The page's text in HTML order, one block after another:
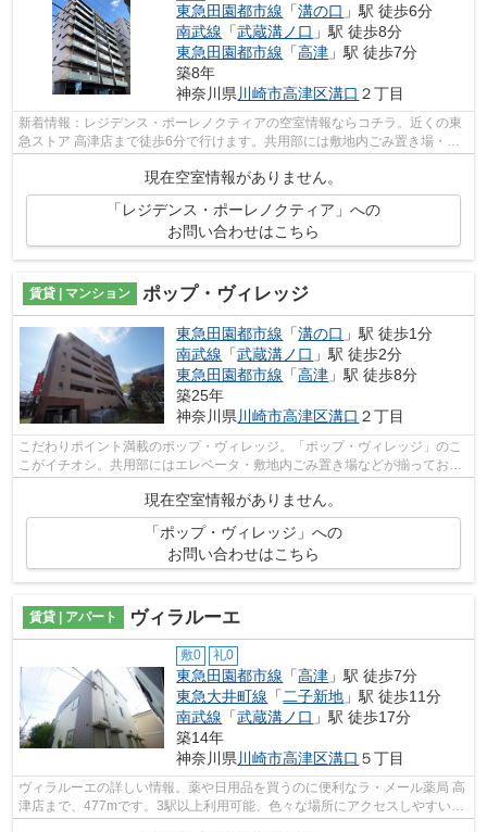
東急田園都市線 「溝の口 」駅 徒歩6分
南武線 「武蔵溝ノ口 」駅 徒歩8分
東急田園都市線 「高津 」駅 徒歩7分
築8年
神奈川県 川崎市高津区溝口 ２丁目
新着情報：レジデンス・ポーレノクティアの空室情報ならコチラ。近くの東
急ストア 高津店まで徒歩6分で行けます。共用部には敷地内ごみ置き場・エ
レベータなどが備わっておりとても充...
現在空室情報がありません。
「レジデンス・ポーレノクティア」への
お問い合わせはこちら
賃貸 | マンション ポップ・ヴィレッジ
東急田園都市線 「溝の口 」駅 徒歩1分
南武線 「武蔵溝ノ口 」駅 徒歩2分
東急田園都市線 「高津 」駅 徒歩8分
築25年
神奈川県 川崎市高津区溝口 ２丁目
こだわりポイント満載のポップ・ヴィレッジ。「ポップ・ヴィレッジ」のこ
こがイチオシ。共用部にはエレベータ・敷地内ごみ置き場などが揃ってお
り、とても充実しています。近くに始発...
現在空室情報がありません。
「ポップ・ヴィレッジ」への
お問い合わせはこちら
賃貸 | アパート ヴィラルーエ
敷0 礼0
東急田園都市線 「高津 」駅 徒歩7分
東急大井町線 「 二子新地 」駅 徒歩11分
南武線 「武蔵溝ノ口 」駅 徒歩17分
築14年
神奈川県 川崎市高津区溝口 ５丁目
ヴィラルーエの詳しい情報。薬や日用品を買うのに便利なラ・メール薬局 高
津店まで、477mです。3駅以上利用可能、色々な場所にアクセスしやすい物